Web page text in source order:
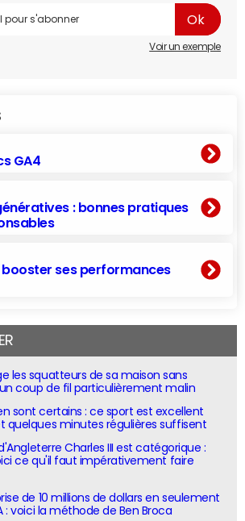
Voir un exemple
GA4
: bonnes pratiques
booster ses performances
les squatteurs de sa maison sans
coup de fil particulièrement malin
sont certains : ce sport est excellent
quelques minutes régulières suffisent
Charles III est catégorique :
ce qu'il faut impérativement faire
de 10 millions de dollars en seulement
: voici la méthode de Ben Broca